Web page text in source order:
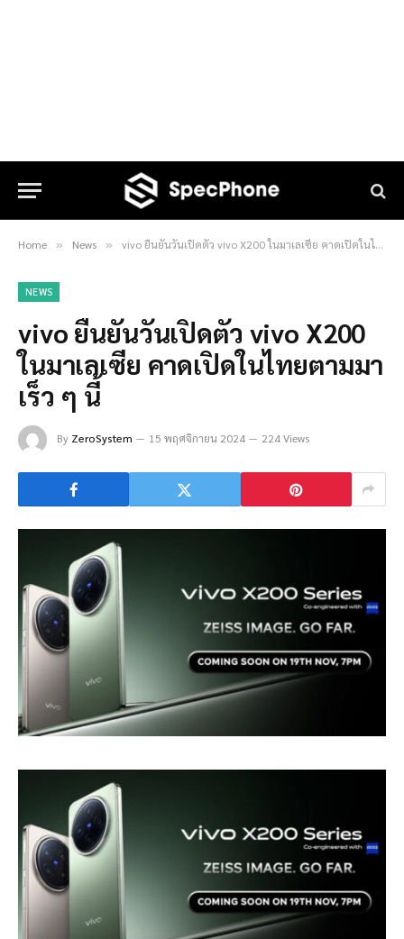
Home » News » vivo ยืนยันวันเปิดตัว vivo X200 ในมาเลเซีย คาดเปิดในไทยตามมาเร็ว ๆ นี้
NEWS
vivo ยืนยันวันเปิดตัว vivo X200
ในมาเลเซีย คาดเปิดในไทยตามมา
เร็ว ๆ นี้
By ZeroSystem 15 พฤศจิกายน 2024 224 Views